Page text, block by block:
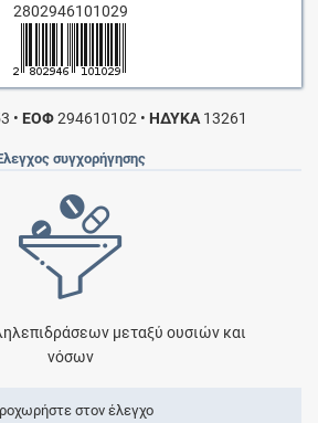
2802946101029
• ΕΟΦ294610102 • ΗΔΥΚΑ13261
συγχορήγησης
μεταξύ ουσιών και
νόσων
στον έλεγχο